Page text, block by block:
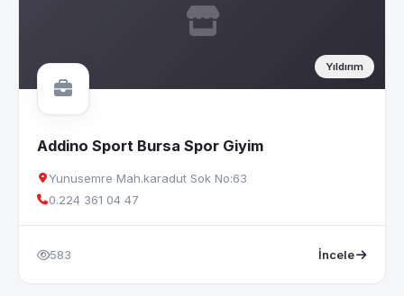
Yıldırım
Addino Sport Bursa Spor Giyim
Yunusemre Mah.karadut Sok No:63
0.224 361 04 47
583 İncele